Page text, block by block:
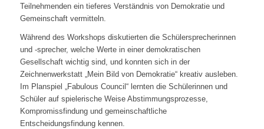
Teilnehmenden ein tieferes Verständnis von Demokratie und
Gemeinschaft vermitteln.
Während des Workshops diskutierten die Schülersprecherinnen
und ‑sprecher, welche Werte in einer demokratischen
Gesellschaft wichtig sind, und konnten sich in der
Zeichnenwerkstatt „Mein Bild von Demokratie“ kreativ ausleben.
Im Planspiel „Fabulous Council“ lernten die Schülerinnen und
Schüler auf spielerische Weise Abstimmungsprozesse,
Kompromissfindung und gemeinschaftliche
Entscheidungsfindung kennen.